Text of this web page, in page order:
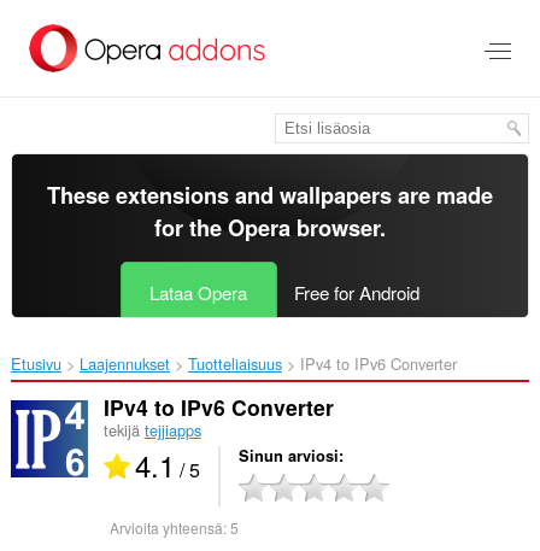
pääsisältöön
These extensions and wallpapers are made
for theOpera browser.
Lataa Opera Free for Android
Etusivu Laajennukset Tuotteliaisuus IPv4 to IPv6 Converter‎
IPv4 to IPv6 Converter
tekijä tejjiapps
4.1 / 5 Sinun arviosi
Arvioita yhteensä:5